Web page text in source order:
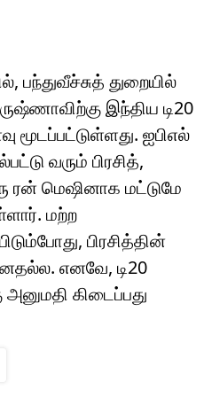
பந்துவீச்சுத் துறையில்
இந்திய டி20
மூடப்பட்டுள்ளது. ஐபிஎல்
வரும் பிரசித்,
ரன் மெஷினாக மட்டுமே
மற்ற
​​பிரசித்தின்
எனவே, டி20
கிடைப்பது